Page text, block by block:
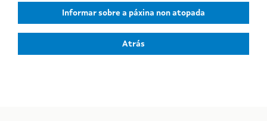
Informar sobre a páxina non atopada
Atrás